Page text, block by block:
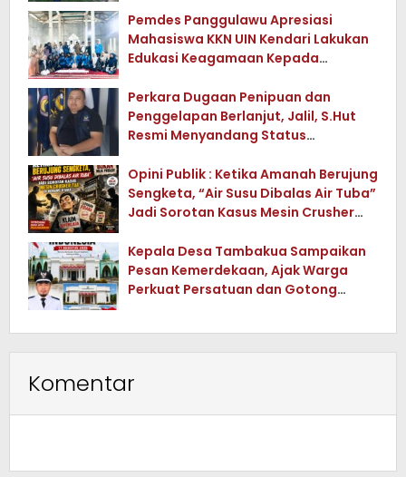
Pemdes Panggulawu Apresiasi
Mahasiswa KKN UIN Kendari Lakukan
Edukasi Keagamaan Kepada
Perkara Dugaan Penipuan dan
Penggelapan Berlanjut, Jalil, S.Hut
Resmi Menyandang Status
Opini Publik : Ketika Amanah Berujung
Sengketa, “Air Susu Dibalas Air Tuba”
Jadi Sorotan Kasus Mesin Crusher
Kepala Desa Tambakua Sampaikan
Pesan Kemerdekaan, Ajak Warga
Perkuat Persatuan dan Gotong
Komentar